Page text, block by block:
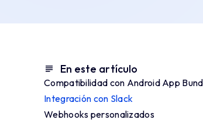
En este artículo
Compatibilidad con Android App
Integración con Slack
Webhooks personalizados